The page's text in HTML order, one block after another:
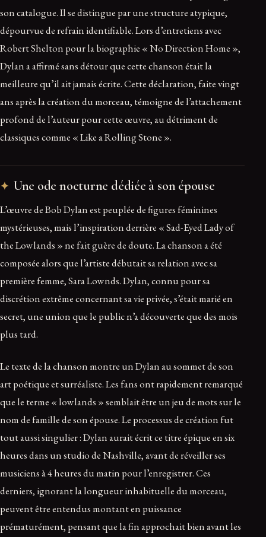
son catalogue. Il se distingue par une structure atypique,
dépourvue de refrain identifiable. Lors d’entretiens avec
Robert Shelton pour la biographie « No Direction Home »,
Dylan a affirmé sans détour que cette chanson était la
meilleure qu’il ait jamais écrite. Cette déclaration, faite vingt
ans après la création du morceau, témoigne de l’attachement
profond de l’auteur pour cette œuvre, au détriment de
classiques comme « Like a Rolling Stone ».
Une ode nocturne dédiée à son épouse
L’œuvre de Bob Dylan est peuplée de figures féminines
mystérieuses, mais l’inspiration derrière « Sad-Eyed Lady of
the Lowlands » ne fait guère de doute. La chanson a été
composée alors que l’artiste débutait sa relation avec sa
première femme, Sara Lownds. Dylan, connu pour sa
discrétion extrême concernant sa vie privée, s’était marié en
secret, une union que le public n’a découverte que des mois
plus tard.
Le texte de la chanson montre un Dylan au sommet de son
art poétique et surréaliste. Les fans ont rapidement remarqué
que le terme « lowlands » semblait être un jeu de mots sur le
nom de famille de son épouse. Le processus de création fut
tout aussi singulier : Dylan aurait écrit ce titre épique en six
heures dans un studio de Nashville, avant de réveiller ses
musiciens à 4 heures du matin pour l’enregistrer. Ces
derniers, ignorant la longueur inhabituelle du morceau,
peuvent être entendus montant en puissance
prématurément, pensant que la fin approchait bien avant les